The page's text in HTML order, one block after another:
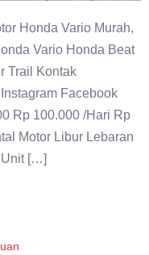
Honda Vario Murah,
Vario Honda Beat
Trail Kontak
Facebook
Rp 100.000 /Hari Rp
Motor Libur Lebaran
Unit […]